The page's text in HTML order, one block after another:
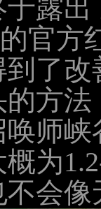
露
官方
了
方
唤师
为
会